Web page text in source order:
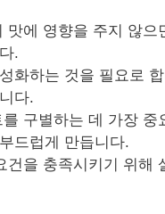
맛에 영향을 주지 않
.
화하는 것을 필요로
다.
구별하는 데 가장 중
드럽게 만듭니다.
을 충족시키기 위해